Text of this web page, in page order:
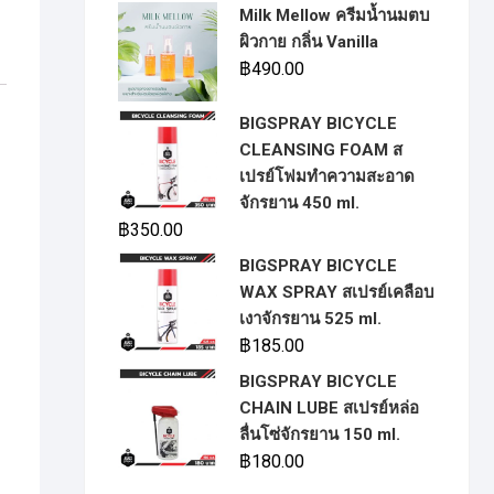
Milk Mellow ครีมน้ำนมตบ
ผิวกาย กลิ่น Vanilla
฿490.00
BIGSPRAY BICYCLE
CLEANSING FOAM ส
เปรย์โฟมทำความสะอาด
จักรยาน 450 ml.
฿350.00
BIGSPRAY BICYCLE
WAX SPRAY สเปรย์เคลือบ
เงาจักรยาน 525 ml.
฿185.00
BIGSPRAY BICYCLE
CHAIN LUBE สเปรย์หล่อ
ลื่นโซ่จักรยาน 150 ml.
฿180.00